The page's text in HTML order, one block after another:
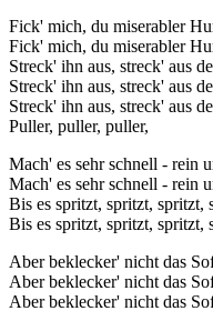
Fick' mich, du miserabler
Fick' mich, du miserabler
Streck' ihn aus, streck' aus
Streck' ihn aus, streck' aus
Streck' ihn aus, streck' aus
Puller, puller, puller,
Mach' es sehr schnell - rein
Mach' es sehr schnell - rein
Bis es spritzt, spritzt, spritzt,
Bis es spritzt, spritzt, spritzt,
Aber beklecker' nicht das
Aber beklecker' nicht das
Aber beklecker' nicht das